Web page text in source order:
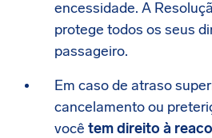
encessidade. A
protege todos os seus
passageiro.
Em caso de atraso
cancelamento ou
você tem direito à